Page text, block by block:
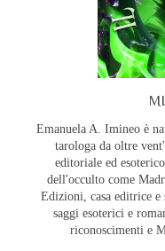
Emanuela A. Imineo è
tarologa da oltre
editoriale ed
dell'occulto come
Edizioni, casa editrice e
saggi esoterici e
riconoscimenti e